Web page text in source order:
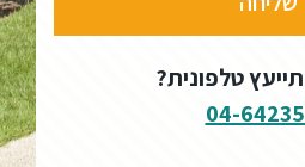
טלפונית?
04-